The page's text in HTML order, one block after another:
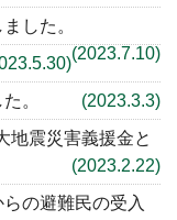
した。
(2023.7.10)
。
(2023.3.3)
地震災害義援金と
(2023.2.22)
の避難民の受入